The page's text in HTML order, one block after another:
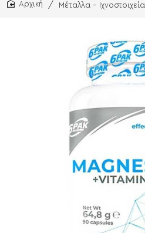
Μέταλλα - Ιχνοστοιχεία